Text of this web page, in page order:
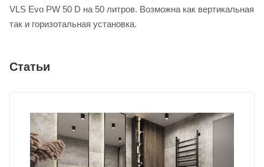
VLS Evo PW 50 D на 50 литров. Возможна как вертикальная
так и горизотальная установка.
Статьи